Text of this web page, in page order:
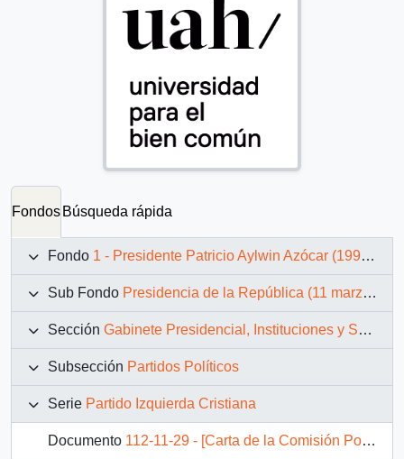
Fondos Búsqueda rápida
Fondo 1 - Presidente Patricio Aylwin Azócar (1990-1994)
Sub Fondo Presidencia de la República (11 marzo 1990 – 11 marzo 1994)
Sección Gabinete Presidencial, Instituciones y Servicios
Subsección Partidos Políticos
Serie Partido Izquierda Cristiana
Documento 112-11-29 - [Carta de la Comisión Política de la Izquierda Cristiana]